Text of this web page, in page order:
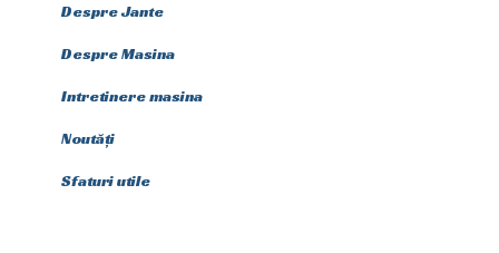
Despre Jante
Despre Masina
Intretinere masina
Noutăți
Sfaturi utile